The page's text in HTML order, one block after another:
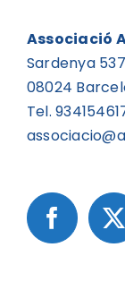
Associació
Sardenya
08024
Tel.